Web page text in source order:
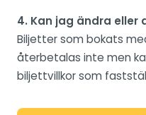
4. Kan jag ändra eller
Biljetter som bokats
återbetalas inte men
biljettvillkor som